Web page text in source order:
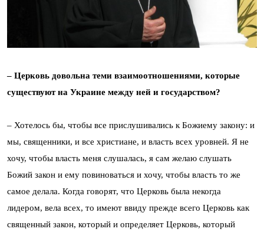
– Церковь довольна теми взаимоотношениями, которые
существуют на Украине между ней и государством?
– Хотелось бы, чтобы все прислушивались к Божиему закону: и
мы, священники, и все христиане, и власть всех уровней. Я не
хочу, чтобы власть меня слушалась, я сам желаю слушать
Божий закон и ему повиноваться и хочу, чтобы власть то же
самое делала. Когда говорят, что Церковь была некогда
лидером, вела всех, то имеют ввиду прежде всего Церковь как
священный закон, который и определяет Церковь, который